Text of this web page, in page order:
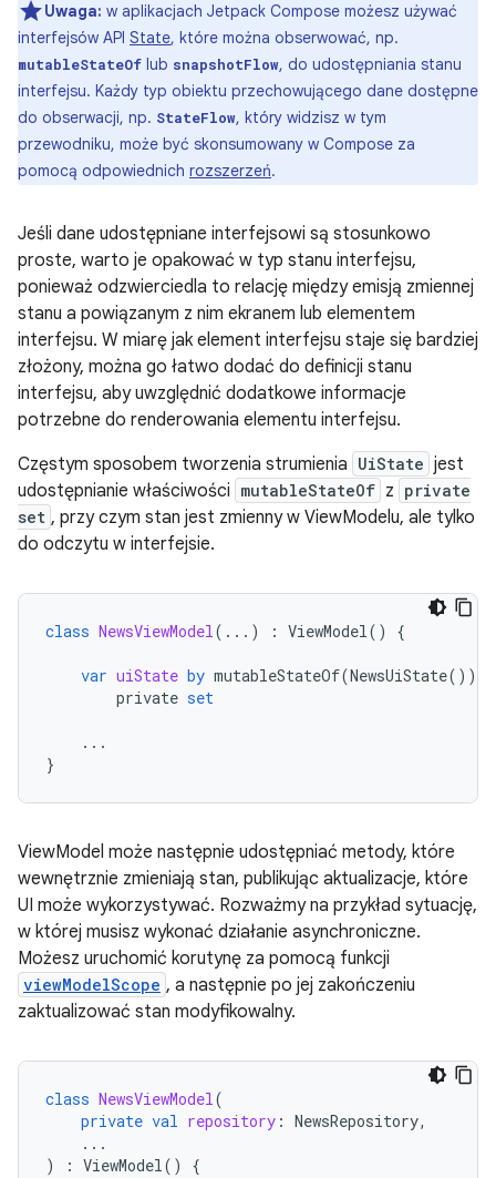
Uwaga: w aplikacjach Jetpack Compose możesz używać
interfejsów API State, które można obserwować, np.
mutableStateOf lub snapshotFlow, do udostępniania stanu
interfejsu. Każdy typ obiektu przechowującego dane dostępne
do obserwacji, np. StateFlow, który widzisz w tym
przewodniku, może być skonsumowany w Compose za
pomocą odpowiednich rozszerzeń.
Jeśli dane udostępniane interfejsowi są stosunkowo
proste, warto je opakować w typ stanu interfejsu,
ponieważ odzwierciedla to relację między emisją zmiennej
stanu a powiązanym z nim ekranem lub elementem
interfejsu. W miarę jak element interfejsu staje się bardziej
złożony, można go łatwo dodać do definicji stanu
interfejsu, aby uwzględnić dodatkowe informacje
potrzebne do renderowania elementu interfejsu.
Częstym sposobem tworzenia strumienia UiState jest
udostępnianie właściwości mutableStateOf z private
set , przy czym stan jest zmienny w ViewModelu, ale tylko
do odczytu w interfejsie.
class NewsViewModel(...) : ViewModel() {
var uiState by mutableStateOf(NewsUiState())
private set
...
}
ViewModel może następnie udostępniać metody, które
wewnętrznie zmieniają stan, publikując aktualizacje, które
UI może wykorzystywać. Rozważmy na przykład sytuację,
w której musisz wykonać działanie asynchroniczne.
Możesz uruchomić korutynę za pomocą funkcji
viewModelScope , a następnie po jej zakończeniu
zaktualizować stan modyfikowalny.
class NewsViewModel(
private val repository : NewsRepository,
...
)
: ViewModel() {